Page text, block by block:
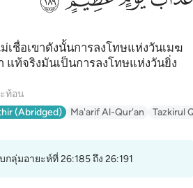
เชื่อเขาดังนั้นการลงโทษแห่งวันเมฆ
แท้จริงมันเป็นการลงโทษแห่งวันยิ่ง
ท้อน
(Abridged) Ma'arif Al-Qur'an Tazkirul
มอายะห์ที่ 26:185 ถึง 26:191